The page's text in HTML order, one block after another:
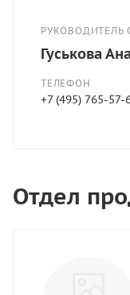
РУКОВОДИТЕЛЬ
Гуськова
ТЕЛЕФОН
+7 (495) 765-57-
Отдел